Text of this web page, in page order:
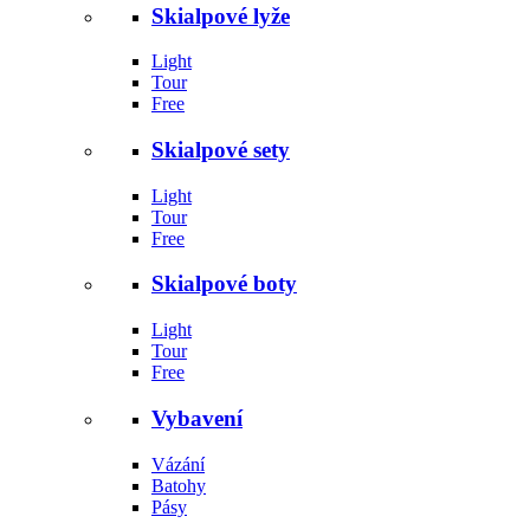
Skialpové lyže
Light
Tour
Free
Skialpové sety
Light
Tour
Free
Skialpové boty
Light
Tour
Free
Vybavení
Vázání
Batohy
Pásy